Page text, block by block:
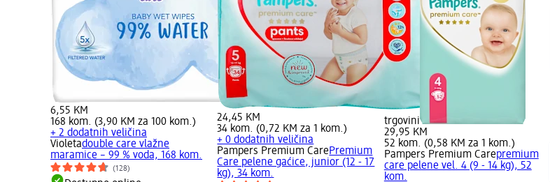
6,55 KM
168 kom. (3,90 KM za 100 kom.)
+ 2 dodatnih veličina
Violetadouble care vlažne
maramice – 99 % voda, 168 kom.
(128)
24,45 KM
34 kom. (0,72 KM za 1 kom.)
+ 0 dodatnih veličina
Pampers Premium CarePremium
Care pelene gaćice, junior (12 - 17
kg), 34 kom.
trgovini
29,95 KM
52 kom. (0,58 KM za 1 kom.)
Pampers Premium Carepremium
care pelene vel. 4 (9 - 14 kg), 52
kom.